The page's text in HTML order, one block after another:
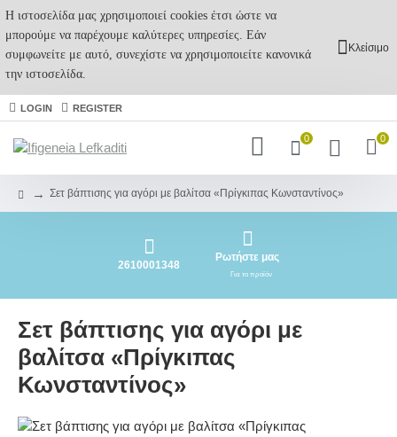
Η ιστοσελίδα μας χρησιμοποιεί cookies έτσι ώστε να
μπορούμε να παρέχουμε καλύτερες υπηρεσίες. Εάν
συμφωνείτε με αυτό, συνεχίστε να χρησιμοποιείτε κανονικά
την ιστοσελίδα.
Κλείσιμο
LOGIN REGISTER
0 0
Σετ βάπτισης για αγόρι με βαλίτσα «Πρίγκιπας Κωνσταντίνος»
2610001348
Ρωτήστε μας
Για το προϊόν
Σετ βάπτισης για αγόρι με
βαλίτσα «Πρίγκιπας
Κωνσταντίνος»